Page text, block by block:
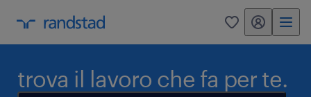
0 my randstad
trova il lavoro che fa per te.